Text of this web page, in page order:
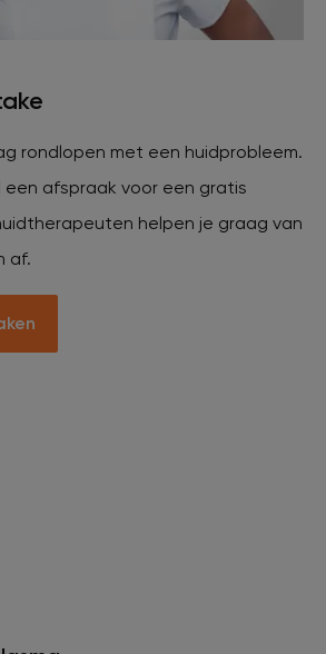
rondlopen met een huidprobleem.
een afspraak voor een gratis
helpen je graag van
af.